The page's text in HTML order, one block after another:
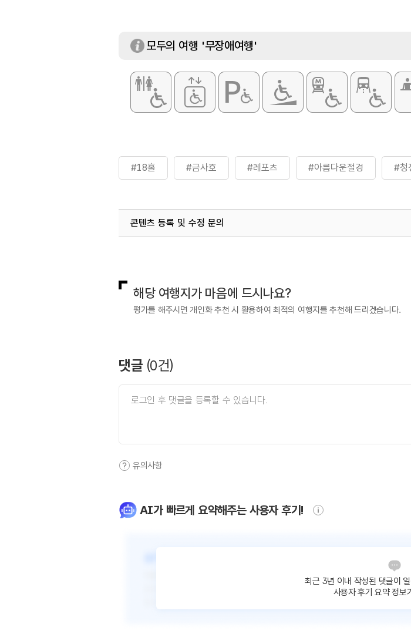
- 150,000원
※ 비회원 기준 요금
또는 전화 문의 요망
모두의 여행 '무장애여행'
#18홀 #금사호 #레포츠 #아름다운절경 #청
콘텐츠 등록 및 수정 문의
해당 여행지가 마음에 드시나요?
평가를 해주시면 개인화 추천 시 활용하여 최적의 여행지를 추천해 드리겠습니다.
댓글 (0건)
유의사항
AI가 빠르게 요약해주는 사용자 후기!
최근 3년 이내 작성된 댓글이
사용자 후기 요약 정보